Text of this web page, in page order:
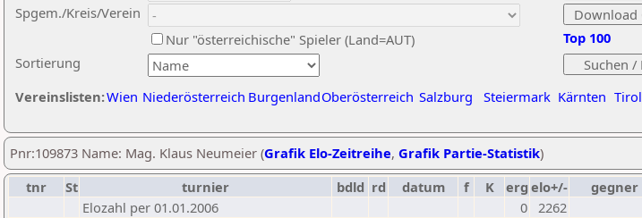
Sortierung
Spgem./Kreis/Verein
Nur "österreichische" Spieler (Land=AUT)
Vereinslisten:Wien Niederösterreich BurgenlandOberösterreich Salzburg Steiermark Kärnten Tirol
Top 100
Pnr:109873 Name: Mag. Klaus Neumeier (Grafik Elo-Zeitreihe, Grafik Partie-Statistik)
tnr
St turnier bdld rd datum f K erg elo+/- gegner
Elozahl per 01.01.2006
0 2262